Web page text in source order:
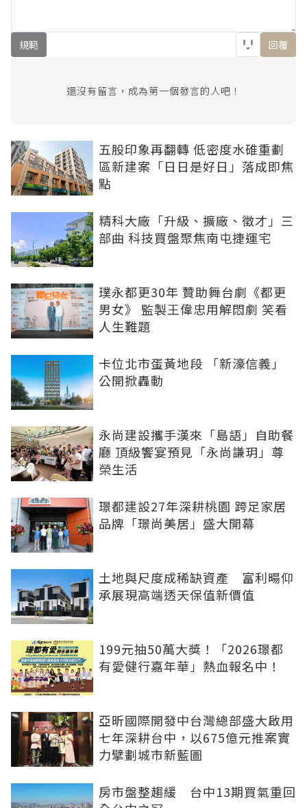
規範 回覆
還沒有留言，成為第一個發言的人吧！
五股印象再翻轉 低密度水碓重劃
區新建案「日日是好日」落成即焦
點
精科大廠「升級、擴廠、徵才」三
部曲 科技買盤聚焦南屯捷運宅
璞永都更30年 贊助舞台劇《都更
男女》 監製王偉忠用解悶劇 笑看
人生難題
卡位北市蛋黃地段 「新濠信義」
公開掀轟動
永尚建設攜手漢來「島語」自助餐
廳 頂級饗宴預見「永尚謙玥」尊
榮生活
璟都建設27年深耕桃園 跨足家居
品牌「璟尚美居」盛大開幕
土地與尺度成稀缺資產 富利暘仰
承展現高端透天保值新價值
199元抽50萬大獎！「2026璟都
有愛健行嘉年華」熱血報名中！
亞昕國際開發中台灣總部盛大啟用
七年深耕台中，以675億元推案實
力擘劃城市新藍圖
房市盤整趨緩 台中13期買氣重回